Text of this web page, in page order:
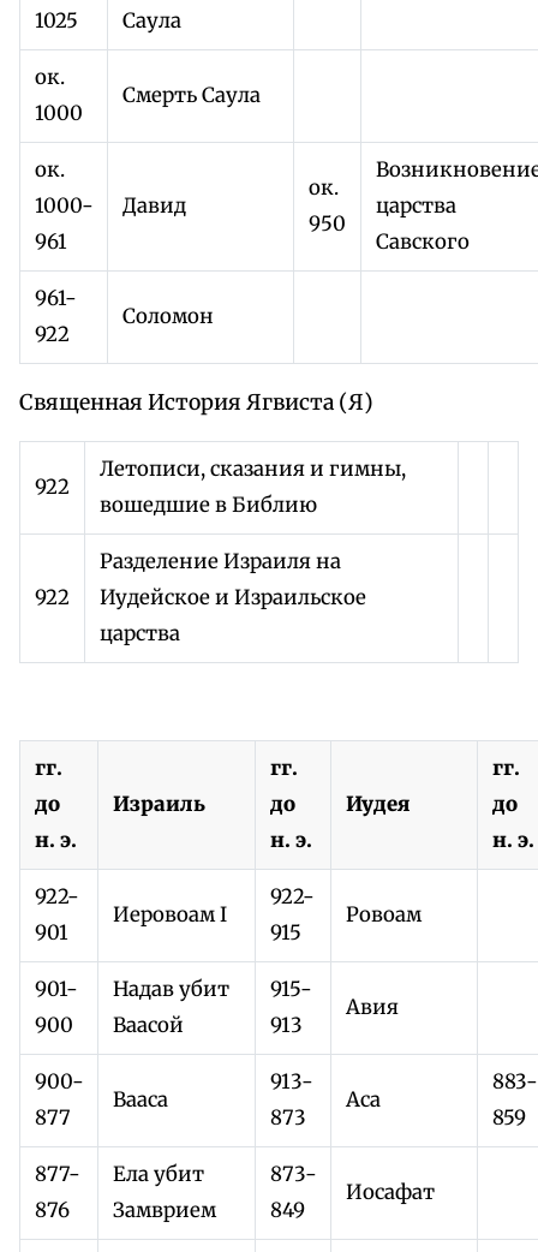
1025
Саула
ок.
1000
Смерть Саула
ок.
1000-
961
Давид
ок.
950
царства
Савского
961-
922
Соломон
Священная История Ягвиста (Я)
922
Летописи, сказания и гимны,
вошедшие в Библию
922
Разделение Израиля на
Иудейское и Израильское
царства
гг.
до
н. э.
Израиль
гг.
до
н. э.
Иудея
гг.
до
н. э.
922-
901
Иеровоам I
922-
915
Ровоам
901-
900
Надав убит
Ваасой
915-
913
Авия
900-
877
Вааса
913-
873
Аса
883-
859
877-
876
Ела убит
Замврием
873-
849
Иосафат